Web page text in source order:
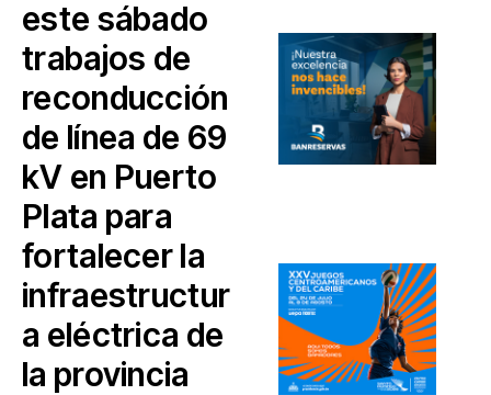
este sábado
trabajos de
reconducción
de línea de 69
kV en Puerto
Plata para
fortalecer la
infraestructur
a eléctrica de
la provincia